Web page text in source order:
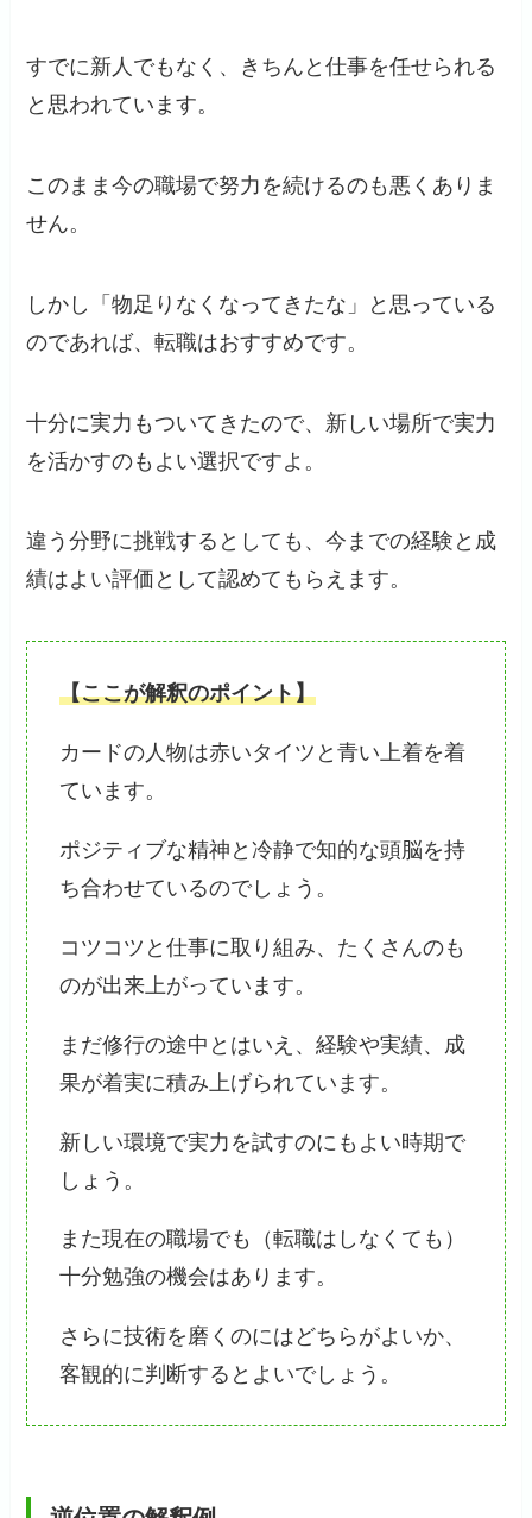
すでに新人でもなく、きちんと仕事を任せられる
と思われています。
このまま今の職場で努力を続けるのも悪くありま
せん。
しかし「物足りなくなってきたな」と思っている
のであれば、転職はおすすめです。
十分に実力もついてきたので、新しい場所で実力
を活かすのもよい選択ですよ。
違う分野に挑戦するとしても、今までの経験と成
績はよい評価として認めてもらえます。
【ここが解釈のポイント】
カードの人物は赤いタイツと青い上着を着
ています。
ポジティブな精神と冷静で知的な頭脳を持
ち合わせているのでしょう。
コツコツと仕事に取り組み、たくさんのも
のが出来上がっています。
まだ修行の途中とはいえ、経験や実績、成
果が着実に積み上げられています。
新しい環境で実力を試すのにもよい時期で
しょう。
また現在の職場でも（転職はしなくても）
十分勉強の機会はあります。
さらに技術を磨くのにはどちらがよいか、
客観的に判断するとよいでしょう。